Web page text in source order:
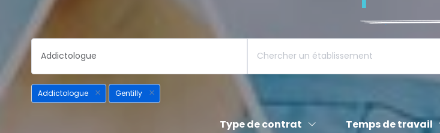
Addictologue Gentilly
Type de contrat Temps de travail